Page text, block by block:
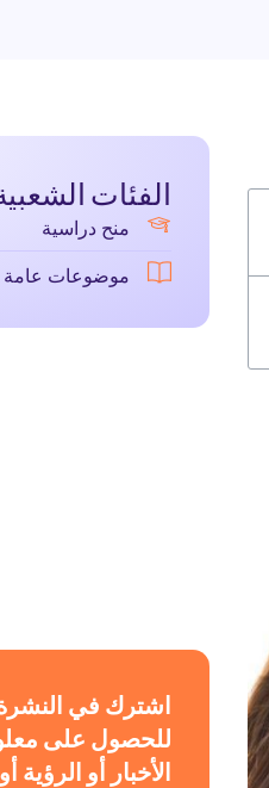
الفئات
منح دراسية
موضوعات عامة
اشترك في النشرة
للحصول على
الأخبار أو الرؤية